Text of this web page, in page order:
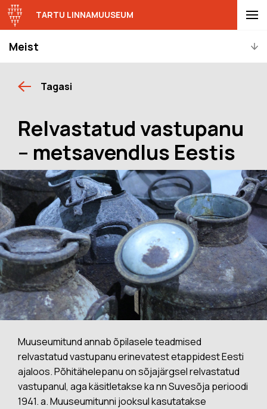
Meist
TARTU LINNAMUUSEUM
Tagasi
Relvastatud vastupanu
– metsavendlus Eestis
Muuseumitund annab õpilasele teadmised
relvastatud vastupanu erinevatest etappidest Eesti
ajaloos. Põhitähelepanu on sõjajärgsel relvastatud
vastupanul, aga käsitletakse ka nn Suvesõja perioodi
1941. a. Muuseumitunni jooksul kasutatakse